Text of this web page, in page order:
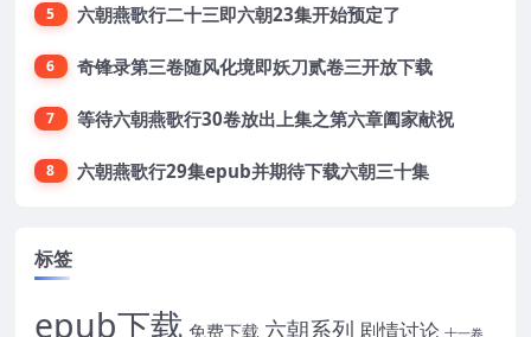
5 六朝燕歌行二十三即六朝23集开始预定了
6 奇锋录第三卷随风化境即妖刀贰卷三开放下载
7 等待六朝燕歌行30卷放出上集之第六章阖家献祝
8 六朝燕歌行29集epub并期待下载六朝三十集
标签
epub下载 免费下载 六朝系列 剧情讨论 十一卷